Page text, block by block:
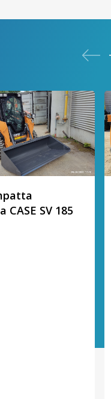
CASE SV 185